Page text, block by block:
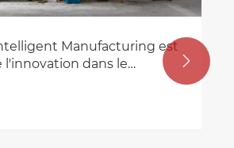
Manufacturing est
dans le
de moteur de
